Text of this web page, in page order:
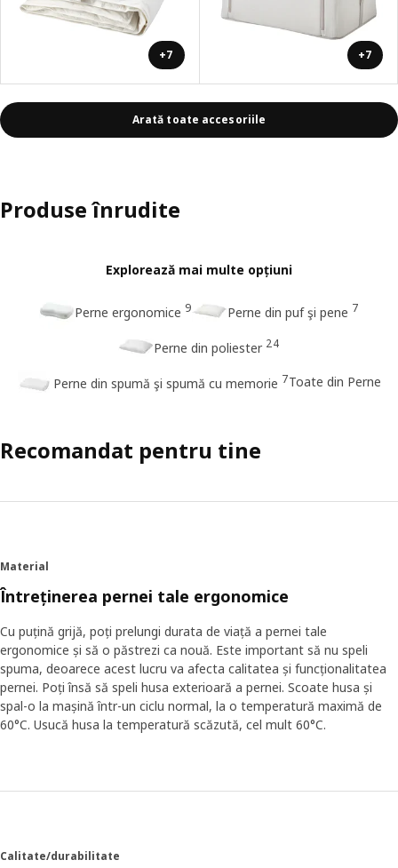
+7 +7
Arată toate accesoriile
Produse înrudite
Explorează mai multe opțiuni
Perne ergonomice 9 Perne din puf şi pene 7
Perne din poliester 24
Perne din spumă şi spumă cu memorie 7Toate din Perne
Recomandat pentru tine
Material
Întreținerea pernei tale ergonomice
Cu puțină grijă, poți prelungi durata de viață a pernei tale
ergonomice și să o păstrezi ca nouă. Este important să nu speli
spuma, deoarece acest lucru va afecta calitatea și funcționalitatea
pernei. Poți însă să speli husa exterioară a pernei. Scoate husa și
spal-o la mașină într-un ciclu normal, la o temperatură maximă de
60°C. Usucă husa la temperatură scăzută, cel mult 60°C.
Calitate/durabilitate